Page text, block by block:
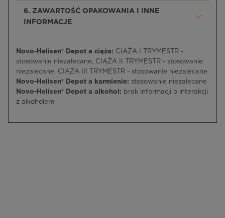
6. ZAWARTOŚĆ OPAKOWANIA I INNE
INFORMACJE
Novo-Helisen® Depot a ciąża: CIĄŻA I TRYMESTR -
stosowanie niezalecane, CIĄŻA II TRYMESTR - stosowanie
niezalecane, CIĄŻA III TRYMESTR - stosowanie niezalecane
Novo-Helisen® Depot a karmienie: stosowanie niezalecane
Novo-Helisen® Depot a alkohol: brak informacji o interakcji
z alkoholem